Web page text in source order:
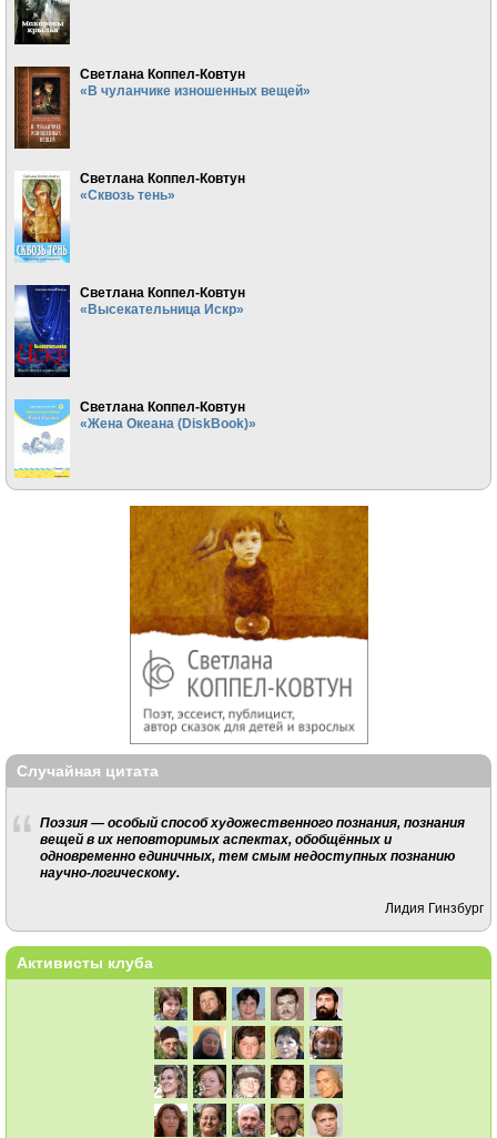
Светлана Коппел-Ковтун
«В чуланчике изношенных вещей»
Светлана Коппел-Ковтун
«Сквозь тень»
Светлана Коппел-Ковтун
«Высекательница Искр»
Светлана Коппел-Ковтун
«Жена Океана (DiskBook)»
Случайная цитата
Поэзия — особый способ художественного познания, познания
вещей в их неповторимых аспектах, обобщённых и
одновременно единичных, тем смым недоступных познанию
научно-логическому.
Лидия Гинзбург
Активисты клуба